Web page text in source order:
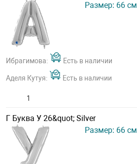
Размер: 66 см
Ибрагимова: Есть в наличии
Аделя Кутуя: Есть в наличии
Г Буква У 26&quot; Silver
Размер: 66 см